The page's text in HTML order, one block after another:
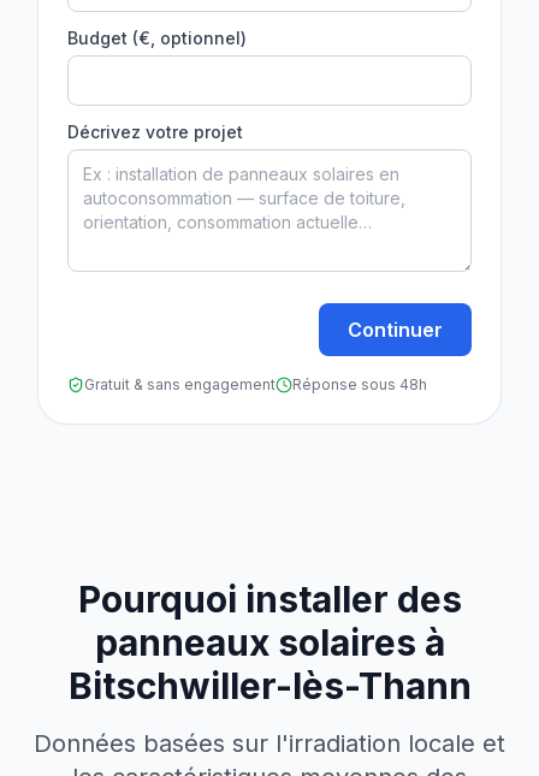
Budget (€, optionnel)
Décrivez votre projet
Continuer
Gratuit & sans engagement Réponse sous 48h
Pourquoi installer des
panneaux solaires à
Bitschwiller-lès-Thann
Données basées sur l'irradiation locale et